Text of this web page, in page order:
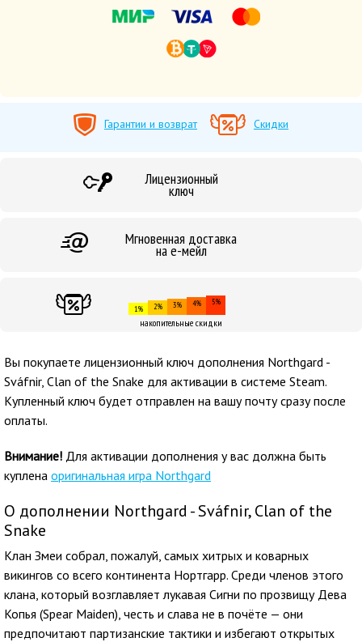
Гарантии и возврат Скидки
Лицензионный
ключ
Мгновенная доставка
на е-мейл
1% 2% 3% 4% 5%
накопительные скидки
Вы покупаете лицензионный ключ дополнения Northgard -
Sváfnir, Clan of the Snake для активации в системе Steam.
Купленный ключ будет отправлен на вашу почту сразу после
оплаты.
Внимание! Для активации дополнения у вас должна быть
куплена оригинальная игра Northgard
О дополнении Northgard - Sváfnir, Clan of the
Snake
Клан Змеи собрал, пожалуй, самых хитрых и коварных
викингов со всего континента Нортгарр. Среди членов этого
клана, который возглавляет лукавая Сигни по прозвищу Дева
Копья (Spear Maiden), честь и слава не в почёте — они
предпочитают партизанские тактики и избегают открытых